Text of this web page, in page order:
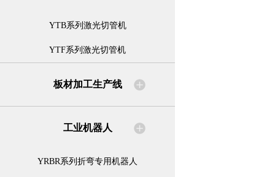
YTB系列激光切管机
YTF系列激光切管机
板材加工生产线
工业机器人
YRBR系列折弯专用机器人